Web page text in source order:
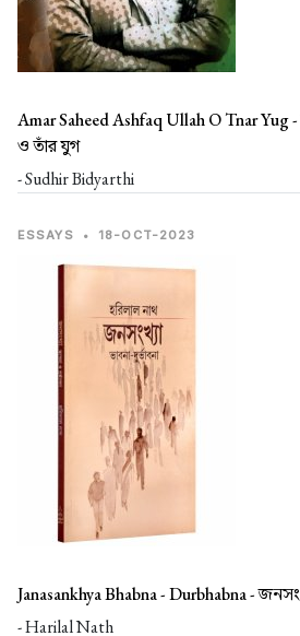
Amar Saheed Ashfaq Ullah O Tnar Yug -
ও তাঁর যুগ
- Sudhir Bidyarthi
ESSAYS • 18-OCT-2023
Janasankhya Bhabna - Durbhabna -
- Harilal Nath